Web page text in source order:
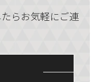
らお気軽にご連